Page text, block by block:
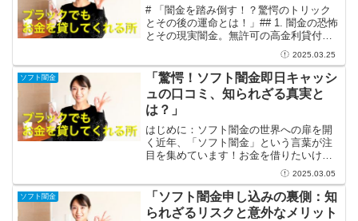
# 「闇金を踏み倒す！？驚愕のトリック
とその後の運命とは！」## 1. 闇金の恐怖
とその現実闇金。無許可の高金利貸付業
者が日常生活の中で密かに存在し、あた
かも影のように私たちを取り囲んでいま
す。彼らは初対面の際には親切に見えま
すが、その裏に...
2025.03.25
ソフト闇金
「驚愕！ソフト闇金即日キャッシ
ュの口コミ、知られざる真実と
は？」
はじめに：ソフト闇金の世界への扉を開
く近年、「ソフト闇金」という言葉が注
目を集めています！お金を借りたいけれ
ど、銀行や消費者金融ではなかなか融資
が受けられないという方にとって、ソフ
ト闇金は一筋の光明かもしれません。こ
れらの業者は、急な資金需...
2025.03.05
ソフト闇金
「ソフト闇金申し込みの裏側：知
られざるリスクと意外なメリット